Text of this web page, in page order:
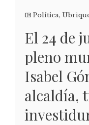
Política,
El 24 de
pleno
Isabel
alcaldía,